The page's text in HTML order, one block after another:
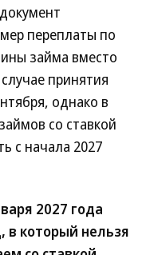
переплаты по
займа вместо
принятия
однако в
со ставкой
с начала 2027
2027 года
в который нельзя